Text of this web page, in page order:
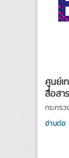
ศูนย์เ
สื่อสา
กระทร
อ่านต่อ